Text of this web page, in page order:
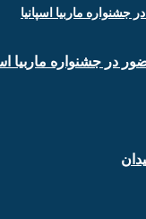
در جشنواره ماربیا